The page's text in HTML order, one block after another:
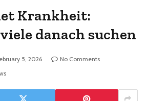
Krankheit:
danach suchen
5, 2026
No Comments